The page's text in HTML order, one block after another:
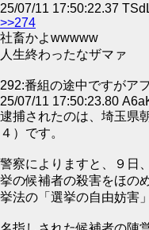
25/07/11 17:50:22.37
>>274
社畜かよwwwww
人生終わったなザマァ
292:番組の途中ですがア
25/07/11 17:50:23.80
逮捕されたのは、埼玉県
４）です。
警察によりますと、９日
挙の候補者の殺害をほの
挙法の「選挙の自由妨害